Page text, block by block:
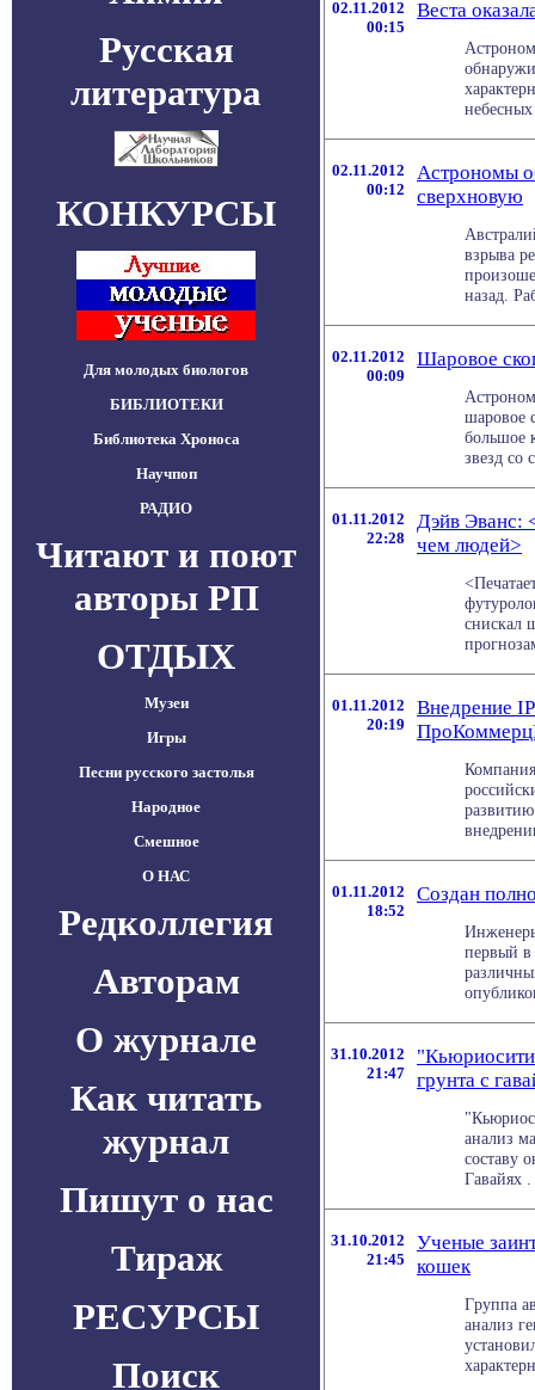
Русская
литература
КОНКУРСЫ
Для молодых биологов
БИБЛИОТЕКИ
Библиотека Хроноса
Научпоп
РАДИО
Читают и поют
авторы РП
ОТДЫХ
Музеи
Игры
Песни русского застолья
Народное
Смешное
О НАС
Редколлегия
Авторам
О журнале
Как читать
журнал
Пишут о нас
Тираж
РЕСУРСЫ
Поиск
02.11.2012
00:15
Веста
02.11.2012
00:12
Астрономы
сверхновую
взрыва
назад.
02.11.2012
00:09
Шаровое
шаровое
большое
звезд со
01.11.2012
22:28
Дэйв Эванс:
чем людей>
снискал
01.11.2012
20:19
Внедрение
01.11.2012
18:52
Создан
первый в
31.10.2012
21:47
грунта с
анализ
составу
Гавайях
31.10.2012
21:45
Ученые
кошек
Группа
анализ